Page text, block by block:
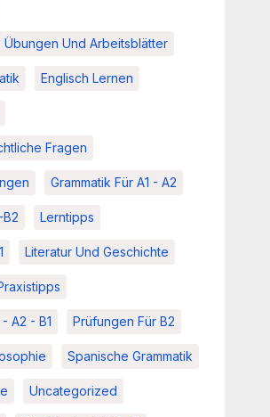
Übungen Und Arbeitsblätter
Englisch Lernen
Fragen
Grammatik Für A1 - A2
B2 Lerntipps
Literatur Und Geschichte
A2 - B1 Prüfungen Für B2
Spanische Grammatik
Uncategorized